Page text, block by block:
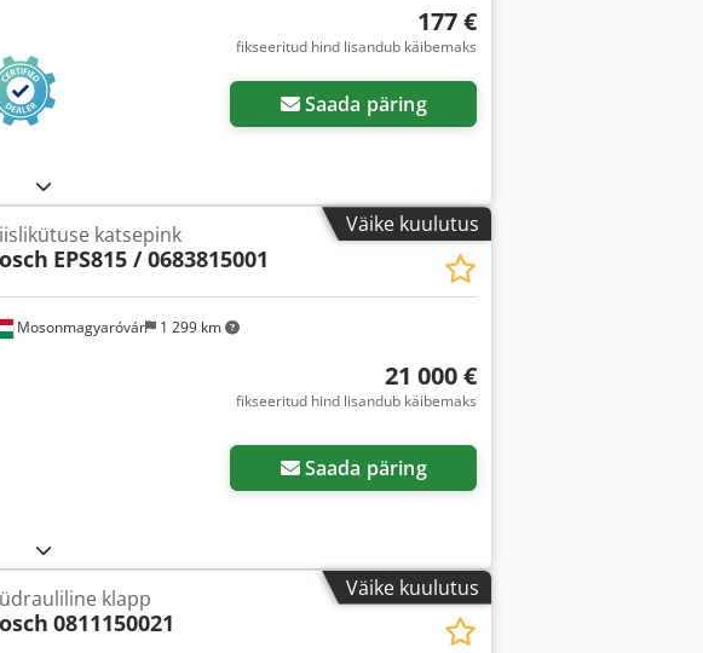
177 €
fikseeritud hind lisandub käibemaks
Saada päring
Väike kuulutus
Mosonmagyaróvár 1 299 km
katsepink
EPS815 / 0683815001
21 000 €
fikseeritud hind lisandub käibemaks
Saada päring
Väike kuulutus
klapp
0811150021